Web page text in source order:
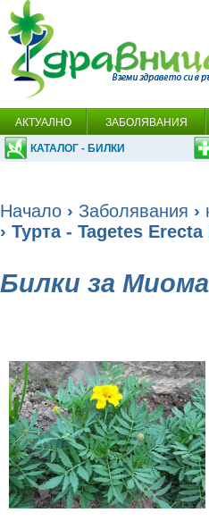
АКТУАЛНО ЗАБОЛЯВАНИЯ
КАТАЛОГ - БИЛКИ
Начало › Заболявания ›
› Турта - Tagetes Erecta
Билки за